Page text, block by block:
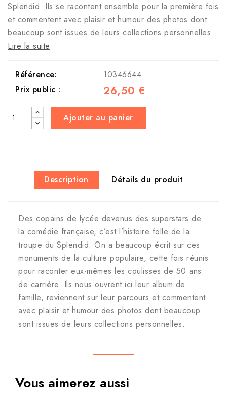
Splendid. Ils se racontent ensemble pour la première fois
et commentent avec plaisir et humour des photos dont
beaucoup sont issues de leurs collections personnelles.
Lire la suite
Référence:
10346644
Prix public :
26,50 €
Ajouter au panier
Description Détails du produit
Des copains de lycée devenus des superstars de
la comédie française, c’est l’histoire folle de la
troupe du Splendid. On a beaucoup écrit sur ces
monuments de la culture populaire, cette fois réunis
pour raconter eux-mêmes les coulisses de 50 ans
de carrière. Ils nous ouvrent ici leur album de
famille, reviennent sur leur parcours et commentent
avec plaisir et humour des photos dont beaucoup
sont issues de leurs collections personnelles.
Vous aimerez aussi